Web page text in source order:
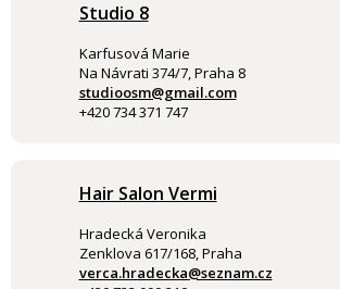
Studio 8
Karfusová Marie
Na Návrati 374/7, Praha 8
studioosm@gmail.com
+420 734 371 747
Hair Salon Vermi
Hradecká Veronika
Zenklova 617/168, Praha
verca.hradecka@seznam.cz